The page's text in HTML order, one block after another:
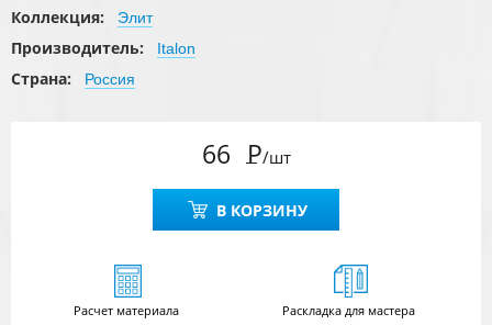
Коллекция:
Элит
Производитель: Italon
Страна: Россия
66 Р/шт
В КОРЗИНУ
Расчетматериала Раскладка для мастера